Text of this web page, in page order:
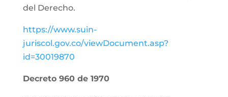
del Derecho.
https://www.suin-
juriscol.gov.co/viewDocument.asp?
id=30019870
Decreto 960 de 1970